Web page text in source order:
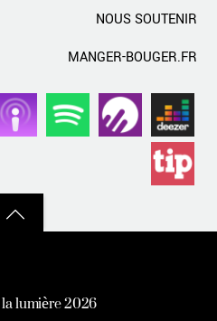
NOUS SOUTENIR
MANGER-BOUGER.FR
Back
lumière2026